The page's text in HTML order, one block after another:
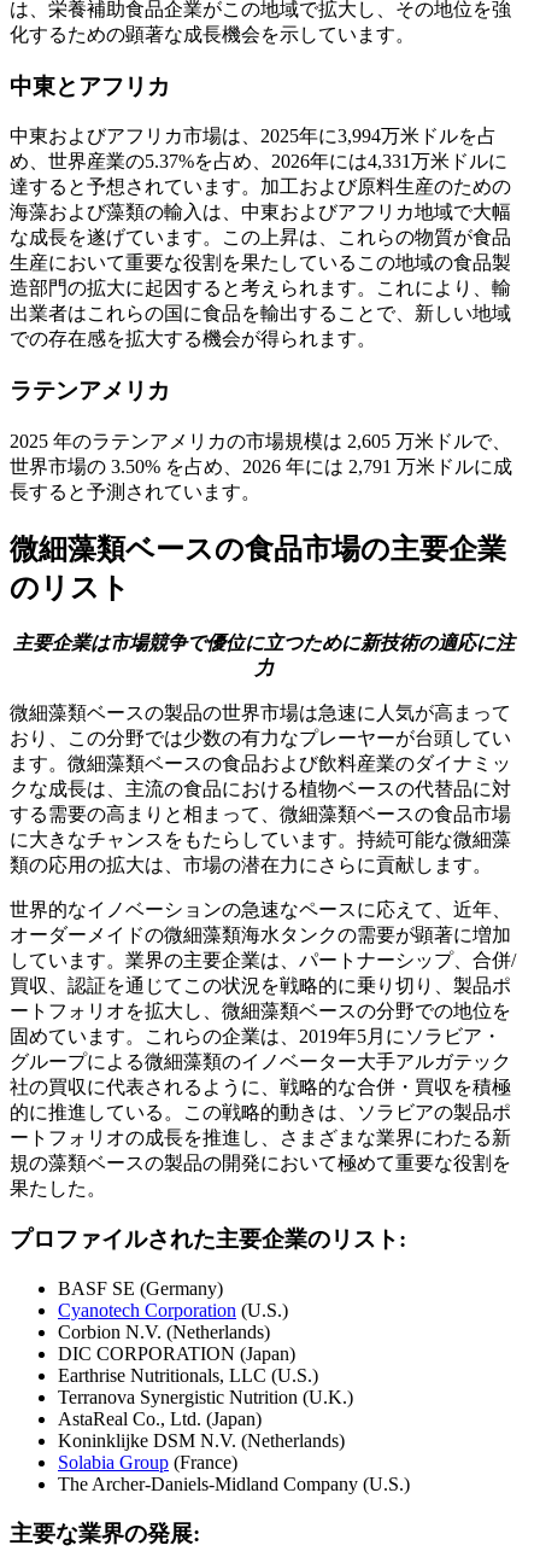
は、栄養補助食品企業がこの地域で拡大し、その地位を強
化するための顕著な成長機会を示しています。
中東とアフリカ
中東およびアフリカ市場は、2025年に3,994万米ドルを占
め、世界産業の5.37%を占め、2026年には4,331万米ドルに
達すると予想されています。加工および原料生産のための
海藻および藻類の輸入は、中東およびアフリカ地域で大幅
な成長を遂げています。この上昇は、これらの物質が食品
生産において重要な役割を果たしているこの地域の食品製
造部門の拡大に起因すると考えられます。これにより、輸
出業者はこれらの国に食品を輸出することで、新しい地域
での存在感を拡大する機会が得られます。
ラテンアメリカ
2025 年のラテンアメリカの市場規模は 2,605 万米ドルで、
世界市場の 3.50% を占め、2026 年には 2,791 万米ドルに成
長すると予測されています。
微細藻類ベースの食品市場の主要企業
のリスト
主要企業は市場競争で優位に立つために新技術の適応に注
力
微細藻類ベースの製品の世界市場は急速に人気が高まって
おり、この分野では少数の有力なプレーヤーが台頭してい
ます。微細藻類ベースの食品および飲料産業のダイナミッ
クな成長は、主流の食品における植物ベースの代替品に対
する需要の高まりと相まって、微細藻類ベースの食品市場
に大きなチャンスをもたらしています。持続可能な微細藻
類の応用の拡大は、市場の潜在力にさらに貢献します。
世界的なイノベーションの急速なペースに応えて、近年、
オーダーメイドの微細藻類海水タンクの需要が顕著に増加
しています。業界の主要企業は、パートナーシップ、合併/
買収、認証を通じてこの状況を戦略的に乗り切り、製品ポ
ートフォリオを拡大し、微細藻類ベースの分野での地位を
固めています。これらの企業は、2019年5月にソラビア・
グループによる微細藻類のイノベーター大手アルガテック
社の買収に代表されるように、戦略的な合併・買収を積極
的に推進している。この戦略的動きは、ソラビアの製品ポ
ートフォリオの成長を推進し、さまざまな業界にわたる新
規の藻類ベースの製品の開発において極めて重要な役割を
果たした。
プロファイルされた主要企業のリスト:
BASF SE (Germany)
Cyanotech Corporation (U.S.)
Corbion N.V. (Netherlands)
DIC CORPORATION (Japan)
Earthrise Nutritionals, LLC (U.S.)
Terranova Synergistic Nutrition (U.K.)
AstaReal Co., Ltd. (Japan)
Koninklijke DSM N.V. (Netherlands)
Solabia Group (France)
The Archer-Daniels-Midland Company (U.S.)
主要な業界の発展: